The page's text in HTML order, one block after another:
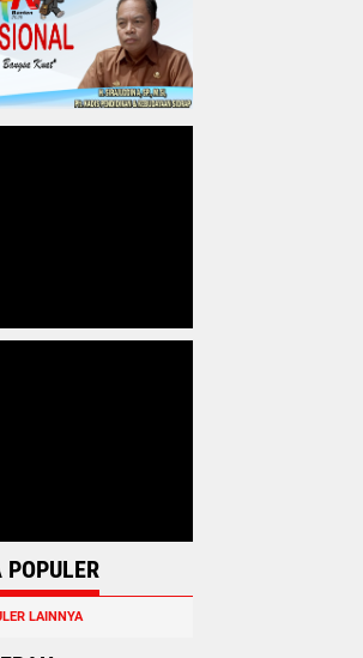
LAINNYA